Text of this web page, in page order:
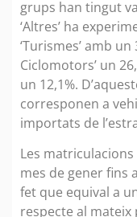
grups han tingut
‘Altres’ ha
‘Turismes’ amb
Ciclomotors’ un
un 12,1%.
corresponen a
importats de
Les
mes de gener fins
fet que equival a
respecte al mateix